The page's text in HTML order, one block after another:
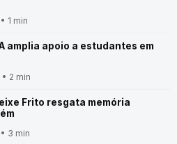
1 min
amplia apoio a estudantes em
2 min
Frito resgata memória
3 min